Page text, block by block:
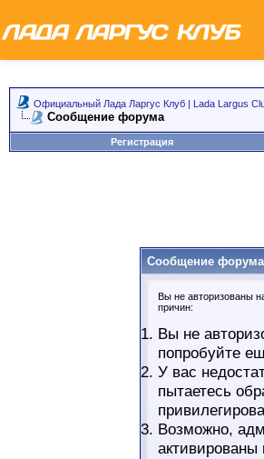
Официальный Лада Ларгус Клуб | Lada Largus
Сообщение форума
Регистрация
Сообщение форума
Вы не авторизованы
причин:
Вы не
попробуйте
У вас
пытаетесь
Возможно,